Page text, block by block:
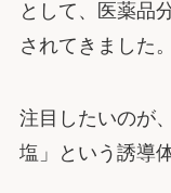
として、医薬品
されてきました。
注目したいのが
塩」という誘導